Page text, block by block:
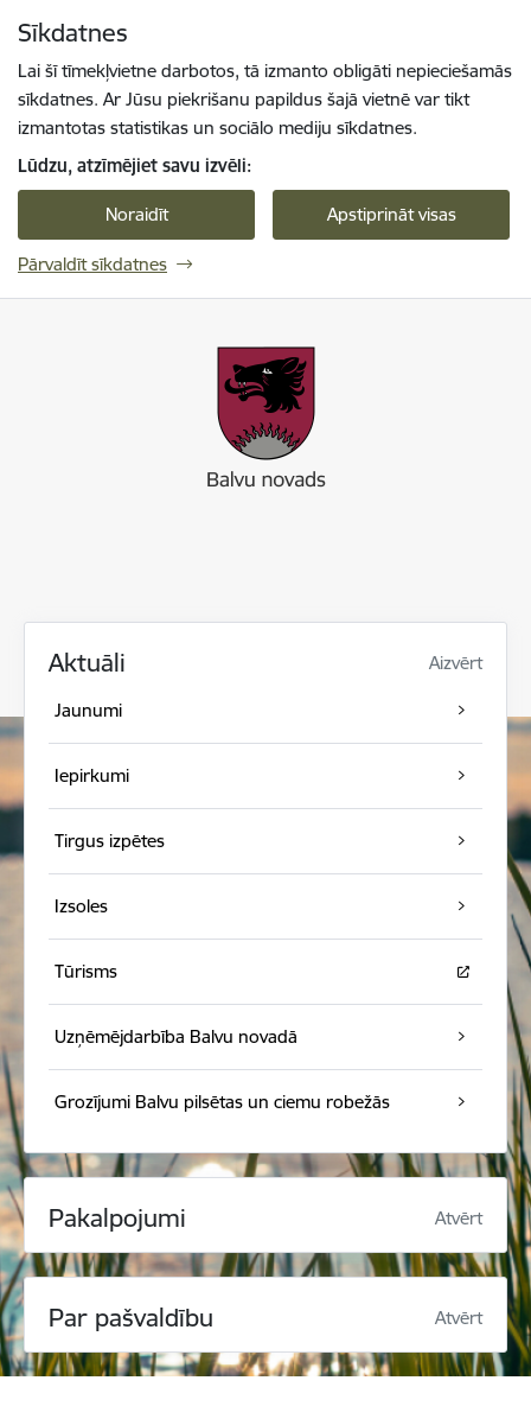
Sīkdatnes
Lai šī tīmekļvietne darbotos, tā izmanto obligāti nepieciešamās
sīkdatnes. Ar Jūsu piekrišanu papildus šajā vietnē var tikt
izmantotas statistikas un sociālo mediju sīkdatnes.
Lūdzu, atzīmējiet savu izvēli:
Noraidīt Apstiprināt visas
Pārvaldīt sīkdatnes
Aktuāli Aizvērt
Jaunumi
Iepirkumi
Tirgus izpētes
Izsoles
Tūrisms
Uzņēmējdarbība Balvu novadā
Grozījumi Balvu pilsētas un ciemu robežās
Pakalpojumi Atvērt
Par pašvaldību Atvērt